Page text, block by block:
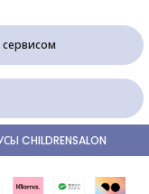
CHILDRENSALON